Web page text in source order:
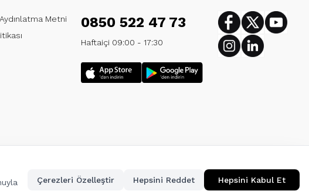
Metni
0850 522 47 73
Haftaiçi 09:00 - 17:30
Facebook
Twitter
InstagramLinkedin
Çerezleri Özelleştir Hepsini Reddet Hepsini Kabul Et